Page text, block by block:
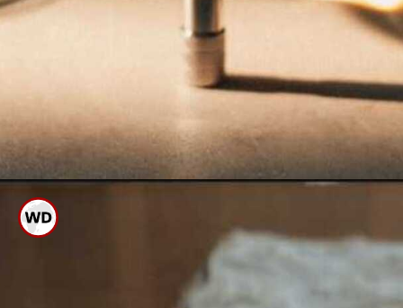
ರೇಝರ್ ಬಳಸುವಾಗ ಹೆಚ್ಚು ಬಲ
ಪ್ರಯೋಗ ಮಾಡಿದರೆ ಗಾಯಗಳಾಗುವ
ಅಪಾಯಗಲಿವೆ